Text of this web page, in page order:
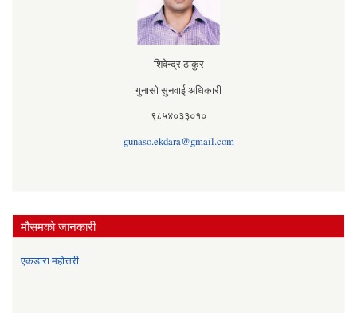
शिवेन्द्र ठाकुर
गुनासो सुनवाई अधिकारी
९८५४०३३०१०
gunaso.ekdara@gmail.com
मौसमकाे जानकारी
एकडारा महोत्तरी